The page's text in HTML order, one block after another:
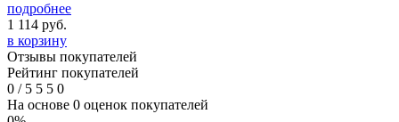
подробнее
1 114 руб.
в корзину
Отзывы покупателей
Рейтинг покупателей
0 /5 5 5 0
На основе 0 оценок покупателей